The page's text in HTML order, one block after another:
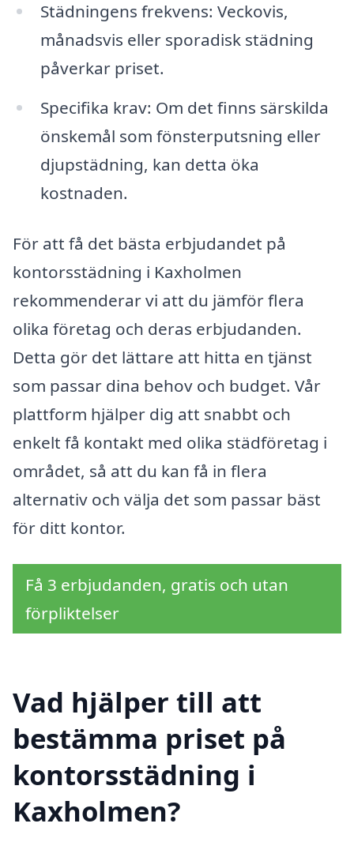
Städningens frekvens: Veckovis,
månadsvis eller sporadisk städning
påverkar priset.
Specifika krav: Om det finns särskilda
önskemål som fönsterputsning eller
djupstädning, kan detta öka
kostnaden.
För att få det bästa erbjudandet på
kontorsstädning i Kaxholmen
rekommenderar vi att du jämför flera
olika företag och deras erbjudanden.
Detta gör det lättare att hitta en tjänst
som passar dina behov och budget. Vår
plattform hjälper dig att snabbt och
enkelt få kontakt med olika städföretag i
området, så att du kan få in flera
alternativ och välja det som passar bäst
för ditt kontor.
Få 3 erbjudanden, gratis och utan
förpliktelser
Vad hjälper till att
bestämma priset på
kontorsstädning i
Kaxholmen?